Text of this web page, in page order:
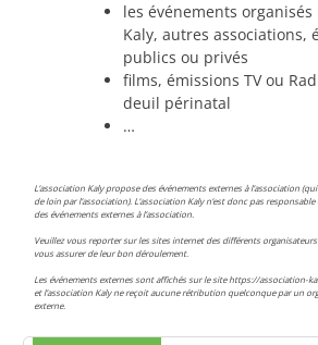
les événements organisés
Kaly, autres associations,
publics ou privés
films, émissions TV ou
deuil périnatal
…
L’association Kaly propose des événements externes à l’association
de loin par l’association). L’association Kaly n’est donc pas
des événements externes à l’association.
Veuillez vous reporter sur les sites internet des différents
vous assurer de leur bon déroulement.
Les événements externes sont affichés sur le site https://association-
et l’association Kaly ne reçoit aucune rétribution quelconque par un
externe.
04:00
05:00